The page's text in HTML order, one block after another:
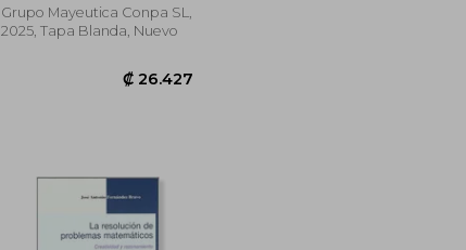
Grupo Mayeutica Conpa SL,
2025, Tapa Blanda, Nuevo